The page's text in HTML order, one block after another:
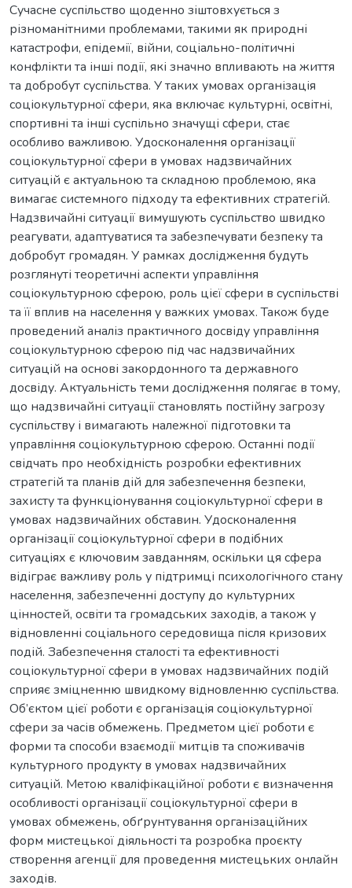
Сучасне суспільство щоденно зіштовхується з
різноманітними проблемами, такими як природні
катастрофи, епідемії, війни, соціально-політичні
конфлікти та інші події, які значно впливають на життя
та добробут суспільства. У таких умовах організація
соціокультурної сфери, яка включає культурні, освітні,
спортивні та інші суспільно значущі сфери, стає
особливо важливою. Удосконалення організації
соціокультурної сфери в умовах надзвичайних
ситуацій є актуальною та складною проблемою, яка
вимагає системного підходу та ефективних стратегій.
Надзвичайні ситуації вимушують суспільство швидко
реагувати, адаптуватися та забезпечувати безпеку та
добробут громадян. У рамках дослідження будуть
розглянуті теоретичні аспекти управління
соціокультурною сферою, роль цієї сфери в суспільстві
та її вплив на населення у важких умовах. Також буде
проведений аналіз практичного досвіду управління
соціокультурною сферою під час надзвичайних
ситуацій на основі закордонного та державного
досвіду. Актуальність теми дослідження полягає в тому,
що надзвичайні ситуації становлять постійну загрозу
суспільству і вимагають належної підготовки та
управління соціокультурною сферою. Останні події
свідчать про необхідність розробки ефективних
стратегій та планів дій для забезпечення безпеки,
захисту та функціонування соціокультурної сфери в
умовах надзвичайних обставин. Удосконалення
організації соціокультурної сфери в подібних
ситуаціях є ключовим завданням, оскільки ця сфера
відіграє важливу роль у підтримці психологічного стану
населення, забезпеченні доступу до культурних
цінностей, освіти та громадських заходів, а також у
відновленні соціального середовища після кризових
подій. Забезпечення сталості та ефективності
соціокультурної сфери в умовах надзвичайних подій
сприяє зміцненню швидкому відновленню суспільства.
Об’єктом цієї роботи є організація соціокультурної
сфери за часів обмежень. Предметом цієї роботи є
форми та способи взаємодії митців та споживачів
культурного продукту в умовах надзвичайних
ситуацій. Метою кваліфікаційної роботи є визначення
особливості організації соціокультурної сфери в
умовах обмежень, обґрунтування організаційних
форм мистецької діяльності та розробка проєкту
створення агенції для проведення мистецьких онлайн
заходів.